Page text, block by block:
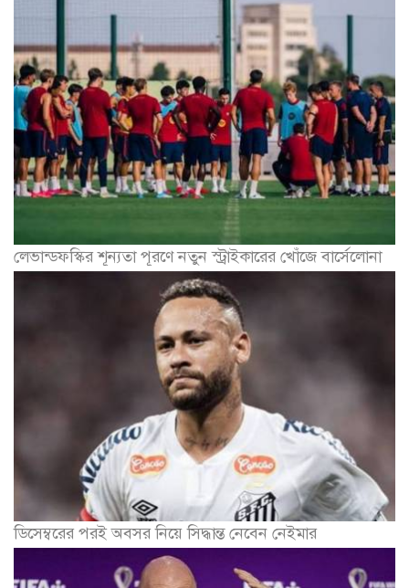
লেভান্ডফস্কির শূন্যতা পূরণে নতুন স্ট্রাইকারের খোঁজে বার্সেলোনা
ডিসেম্বরের পরই অবসর নিয়ে সিদ্ধান্ত নেবেন নেইমার